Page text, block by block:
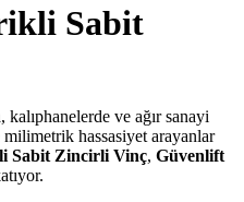
Sabit
ve ağır sanayi
hassasiyet arayanlar
Sabit Zincirli Vinç, Güvenlift